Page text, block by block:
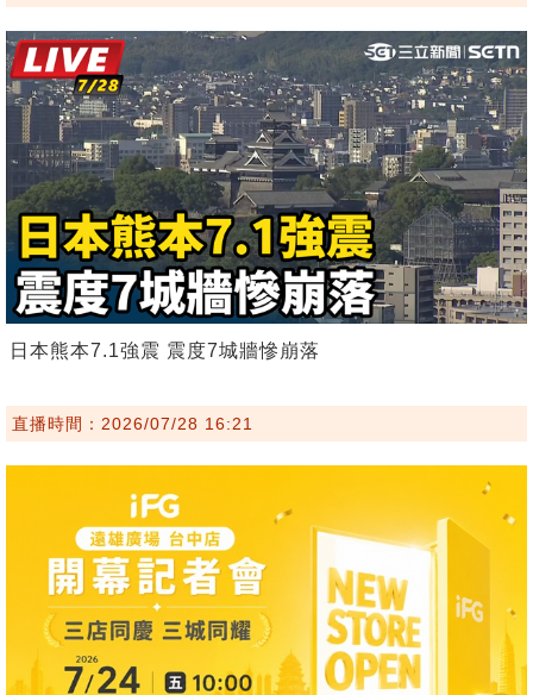
日本熊本7.1強震 震度7城牆慘崩落
直播時間：2026/07/28 16:21